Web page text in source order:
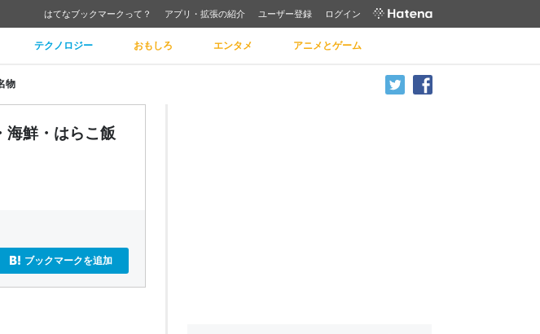
はてなブックマークって？ アプリ・拡張の紹介 ユーザー登録 ログイン
テクノロジー おもしろ エンタメ アニメとゲーム
物
海鮮・はらこ飯
ブックマークを追加